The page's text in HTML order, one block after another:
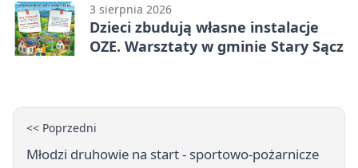
3 sierpnia 2026
Dzieci zbudują własne instalacje
OZE. Warsztaty w gminie Stary Sącz
<< Poprzedni
Młodzi druhowie na start - sportowo-pożarnicze